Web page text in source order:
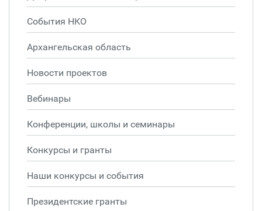
События НКО
Архангельская область
Новости проектов
Вебинары
Конференции, школы и семинары
Конкурсы и гранты
Наши конкурсы и события
Президентские гранты